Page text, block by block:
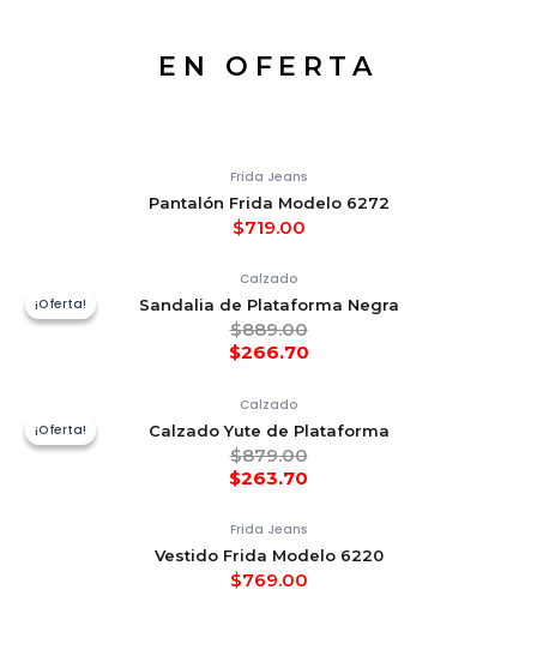
EN OFERTA
Frida Jeans
Pantalón Frida Modelo 6272
$719.00
¡Oferta!
¡Oferta!
Calzado
Sandalia de Plataforma Negra
$889.00
$266.70
¡Oferta!
¡Oferta!
Calzado
Calzado Yute de Plataforma
$879.00
$263.70
Frida Jeans
Vestido Frida Modelo 6220
$769.00